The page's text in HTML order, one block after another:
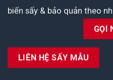
biến sấy & bảo quản theo
GỌI
LIÊN HỆ SẤY MẪU